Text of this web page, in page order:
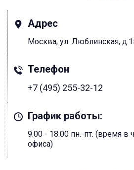
Адрес
Москва, ул. Люблинская,
Телефон
+7 (495) 255-32-12
График работы:
9.00 - 18.00 пн.-пт. (время в
офиса)